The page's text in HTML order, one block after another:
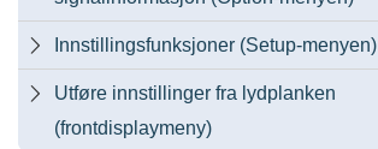
 Innstillingsfunksjoner (Setup-menyen)

Utføre innstillinger fra lydplanken
(frontdisplaymeny)